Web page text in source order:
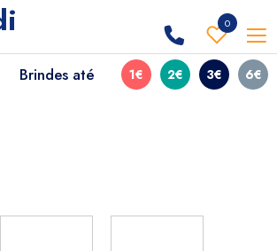
0
Brindes até 1€ 2€ 3€ 6€